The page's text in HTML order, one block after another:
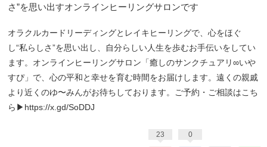
さ”を思い出すオンラインヒーリングサロンです
オラクルカードリーディングとレイキヒーリングで、心をほぐ
し“私らしさ”を思い出し、自分らしい人生を歩むお手伝いをしてい
ます。オンラインヒーリングサロン「癒しのサンクチュアリ∞いや
すぴ」で、心の平和と幸せを育む時間をお届けします。遠くの親戚
より近くのゆ〜みんがお待ちしております。ご予約・ご相談はこち
ら▶ https://x.gd/SoDDJ
23 0